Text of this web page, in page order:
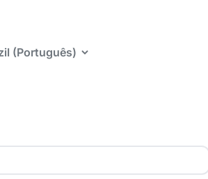
(Português)